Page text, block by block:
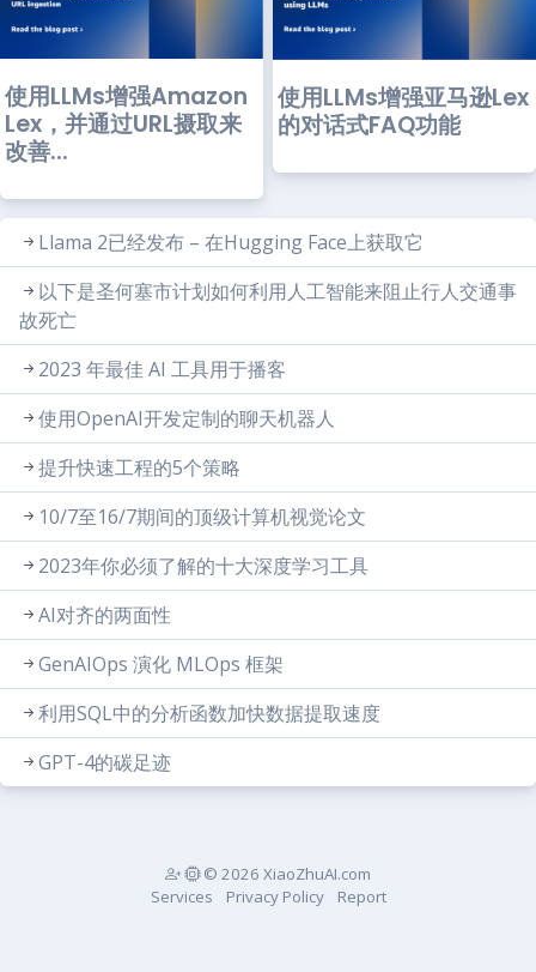
使用LLMs增强Amazon
Lex，并通过URL摄取来
改善...
使用LLMs增强亚马逊Lex
的对话式FAQ功能
Llama 2已经发布 – 在Hugging Face上获取它
以下是圣何塞市计划如何利用人工智能来阻止行人交通事
故死亡
2023 年最佳 AI 工具用于播客
使用OpenAI开发定制的聊天机器人
提升快速工程的5个策略
10/7至16/7期间的顶级计算机视觉论文
2023年你必须了解的十大深度学习工具
AI对齐的两面性
GenAIOps 演化 MLOps 框架
利用SQL中的分析函数加快数据提取速度
GPT-4的碳足迹
© 2026 XiaoZhuAI.com
Services
Privacy Policy Report